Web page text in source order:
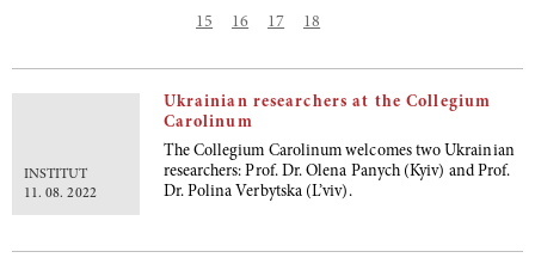
15 16 17 18
INSTITUT
11. 08. 2022
Ukrainian researchers at the Collegium
Carolinum
The Collegium Carolinum welcomes two Ukrainian
researchers: Prof. Dr. Olena Panych (Kyiv) and Prof.
Dr. Polina Verbytska (L’viv).